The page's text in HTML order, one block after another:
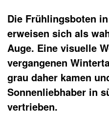
Die Frühlingsboten
erweisen sich als
Auge. Eine visuelle
vergangenen
grau daher kamen
Sonnenliebhaber in
vertrieben.